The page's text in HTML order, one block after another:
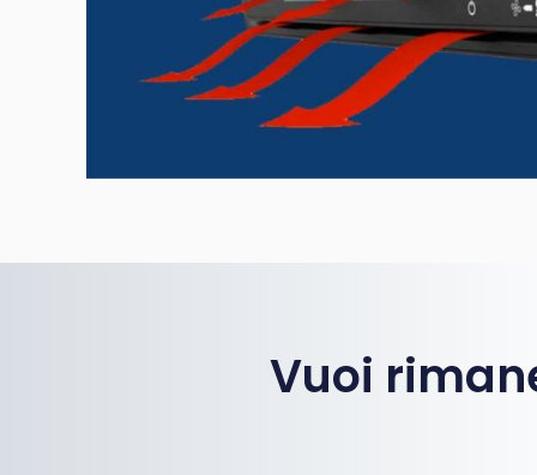
Vuoi